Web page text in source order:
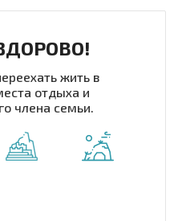
жить в
отдыха и
члена семьи.